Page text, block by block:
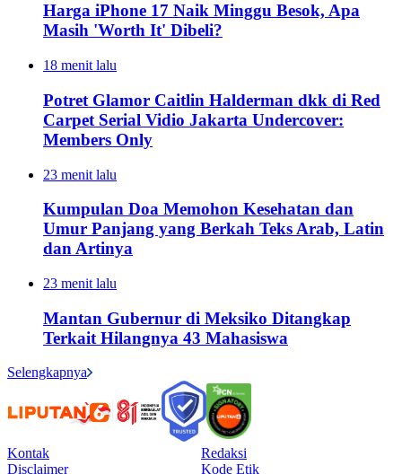
Harga iPhone 17 Naik Minggu Besok, Apa
Masih 'Worth It' Dibeli?
18 menit lalu
Potret Glamor Caitlin Halderman dkk di Red
Carpet Serial Vidio Jakarta Undercover:
Members Only
23 menit lalu
Kumpulan Doa Memohon Kesehatan dan
Umur Panjang yang Berkah Teks Arab, Latin
dan Artinya
23 menit lalu
Mantan Gubernur di Meksiko Ditangkap
Terkait Hilangnya 43 Mahasiswa
Selengkapnya
Kontak
Redaksi
Disclaimer
Kode Etik